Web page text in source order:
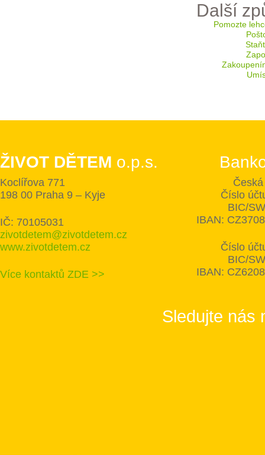
Další
Pomozte
ŽIVOT DĚTEM o.p.s.
Koclířova 771
198 00 Praha 9 – Kyje
IČ: 70105031
zivotdetem@zivotdetem.cz
www.zivotdetem.cz
Více kontaktů ZDE >>
Číslo
BIC/
IBAN:
Číslo
BIC/
IBAN:
Sledujte nás